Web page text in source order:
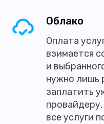
Облако
Оплата
взимается
и
нужно лишь
заплатить
все услуги